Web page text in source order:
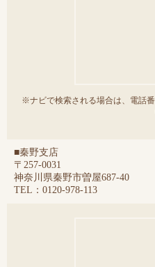
※ナビで検索される場合は、電話
■秦野支店
〒257-0031
神奈川県秦野市曽屋687-40
TEL：0120-978-113